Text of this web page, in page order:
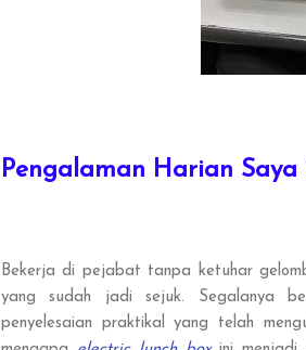
Pengalaman Harian
Bekerja di pejabat tanpa ketuhar
yang sudah jadi sejuk. Segalanya
penyelesaian praktikal yang telah